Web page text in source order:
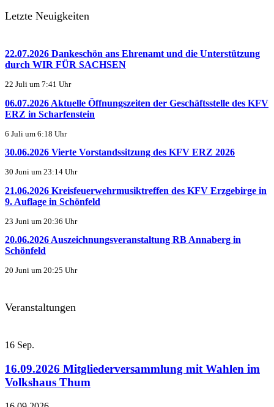
Letzte Neuigkeiten
22.07.2026 Dankeschön ans Ehrenamt und die Unterstützung
durch WIR FÜR SACHSEN
22 Juli um 7:41 Uhr
06.07.2026 Aktuelle Öffnungszeiten der Geschäftsstelle des KFV
ERZ in Scharfenstein
6 Juli um 6:18 Uhr
30.06.2026 Vierte Vorstandssitzung des KFV ERZ 2026
30 Juni um 23:14 Uhr
21.06.2026 Kreisfeuerwehrmusiktreffen des KFV Erzgebirge in
9. Auflage in Schönfeld
23 Juni um 20:36 Uhr
20.06.2026 Auszeichnungsveranstaltung RB Annaberg in
Schönfeld
20 Juni um 20:25 Uhr
Veranstaltungen
16 Sep.
16.09.2026 Mitgliederversammlung mit Wahlen im
Volkshaus Thum